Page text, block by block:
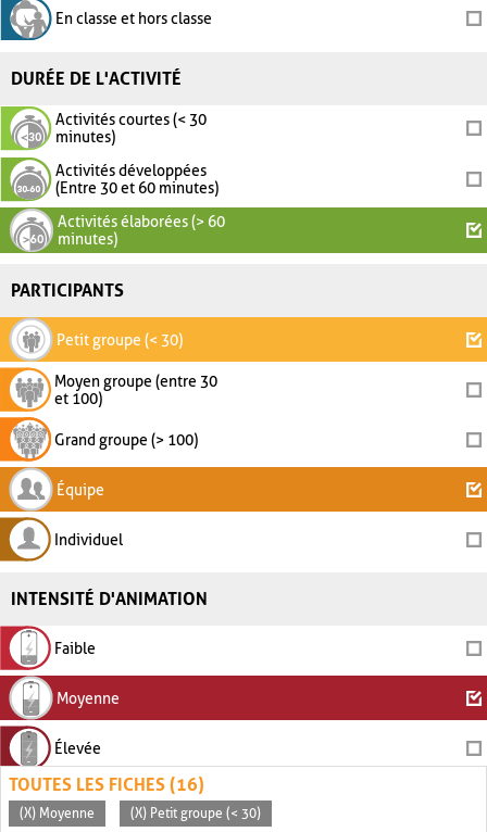
En classe et hors classe
DURÉE DE L'ACTIVITÉ
Activités courtes (< 30
minutes)
Activités développées
(Entre 30 et 60 minutes)
Activités élaborées (> 60
minutes)
PARTICIPANTS
Petit groupe (< 30)
Moyen groupe (entre 30
et 100)
Grand groupe (> 100)
Équipe
Individuel
INTENSITÉ D'ANIMATION
Faible
Moyenne
Élevée
TOUTES LES FICHES (16)
(X) Moyenne (X) Petit groupe (< 30)